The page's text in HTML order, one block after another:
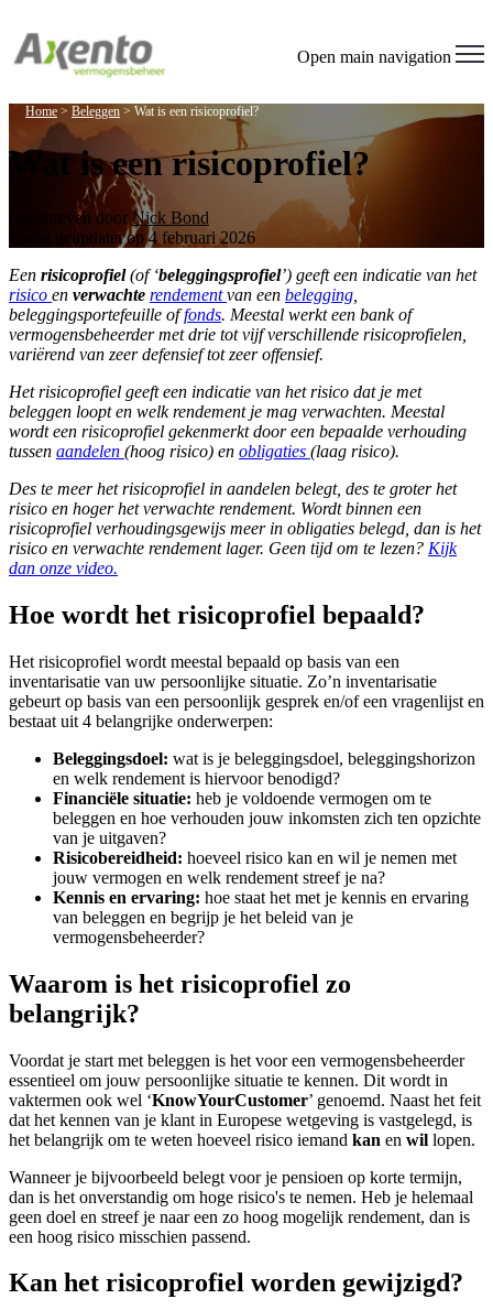
Open main navigation
Home > Beleggen > Wat is een risicoprofiel?
Wat is een risicoprofiel?
Geschreven door Nick Bond
Laatst geüpdatet op 4 februari 2026
Een risicoprofiel(of ‘beleggingsprofiel’) geeft een indicatie van het
risico en verwachte rendementvan een belegging
beleggingsportefeuille offonds. Meestal werkt een bank of
vermogensbeheerder met drie tot vijf verschillende risicoprofielen,
variërend van zeer defensief tot zeer offensief.
Het risicoprofiel geeft een indicatie van het risico dat je met
beleggen loopt en welk rendement je mag verwachten. Meestal
wordt een risicoprofiel gekenmerkt door een bepaalde verhouding
tussen aandelen (hoog risico) en obligaties (laag risico).
Des te meer het risicoprofiel in aandelen belegt, des te groter het
risico en hoger het verwachte rendement. Wordt binnen een
risicoprofiel verhoudingsgewijs meer in obligaties belegd, dan is het
risico en verwachte rendement lager. Geen tijd om te lezen? Kijk
dan onze video.
Hoe wordt het risicoprofiel bepaald?
Het risicoprofiel wordt meestal bepaald op basis van een
inventarisatie van uw persoonlijke situatie. Zo’n inventarisatie
gebeurt op basis van een persoonlijk gesprek en/of een vragenlijst en
bestaat uit 4 belangrijke onderwerpen:
Beleggingsdoel: wat is je beleggingsdoel, beleggingshorizon
en welk rendement is hiervoor benodigd?
Financiële situatie: heb je voldoende vermogen om te
beleggen en hoe verhouden jouw inkomsten zich ten opzichte
van je uitgaven?
Risicobereidheid: hoeveel risico kan en wil je nemen met
jouw vermogen en welk rendement streef je na?
Kennis en ervaring: hoe staat het met je kennis en ervaring
van beleggen en begrijp je het beleid van je
vermogensbeheerder?
Waarom is het risicoprofiel zo
belangrijk?
Voordat je start met beleggen is het voor een vermogensbeheerder
essentieel om jouw persoonlijke situatie te kennen. Dit wordt in
vaktermen ook wel ‘KnowYourCustomer’ genoemd. Naast het feit
dat het kennen van je klant in Europese wetgeving is vastgelegd, is
het belangrijk om te weten hoeveel risico iemand kan en wil lopen.
Wanneer je bijvoorbeeld belegt voor je pensioen op korte termijn,
dan is het onverstandig om hoge risico's te nemen. Heb je helemaal
geen doel en streef je naar een zo hoog mogelijk rendement, dan is
een hoog risico misschien passend.
Kan het risicoprofiel worden gewijzigd?